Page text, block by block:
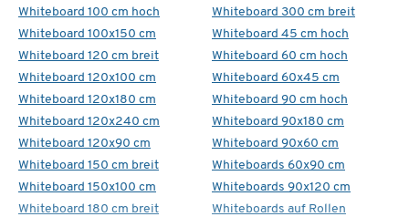
Whiteboard 100 cm hoch
Whiteboard 100x150 cm
Whiteboard 120 cm breit
Whiteboard 120x100 cm
Whiteboard 120x180 cm
Whiteboard 120x240 cm
Whiteboard 120x90 cm
Whiteboard 150 cm breit
Whiteboard 150x100 cm
Whiteboard 180 cm breit
Whiteboard 300 cm breit
Whiteboard 45 cm hoch
Whiteboard 60 cm hoch
Whiteboard 60x45 cm
Whiteboard 90 cm hoch
Whiteboard 90x180 cm
Whiteboard 90x60 cm
Whiteboards 60x90 cm
Whiteboards 90x120 cm
Whiteboards auf Rollen